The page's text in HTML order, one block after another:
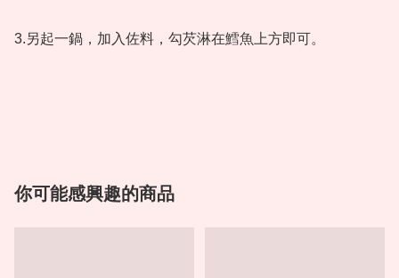
3.另起一鍋，加入佐料，勾芡淋在鱈魚上方即可。
你可能感興趣的商品